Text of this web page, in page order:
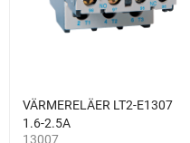
VÄRMERELÄER LT2-E1307
1.6-2.5A
13007